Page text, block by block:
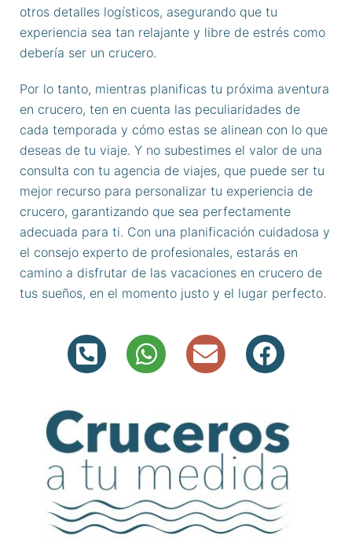
otros detalles logísticos, asegurando que tu
experiencia sea tan relajante y libre de estrés como
debería ser un crucero.
Por lo tanto, mientras planificas tu próxima aventura
en crucero, ten en cuenta las peculiaridades de
cada temporada y cómo estas se alinean con lo que
deseas de tu viaje. Y no subestimes el valor de una
consulta con tu agencia de viajes, que puede ser tu
mejor recurso para personalizar tu experiencia de
crucero, garantizando que sea perfectamente
adecuada para ti. Con una planificación cuidadosa y
el consejo experto de profesionales, estarás en
camino a disfrutar de las vacaciones en crucero de
tus sueños, en el momento justo y el lugar perfecto.